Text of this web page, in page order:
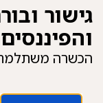
גישור
והפיננסים
הכשרה